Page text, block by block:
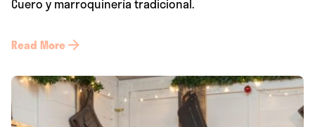
Cuero y marroquinería tradicional.
Read More